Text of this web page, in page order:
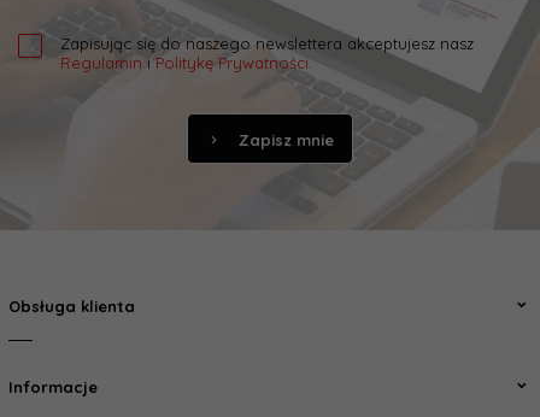
Zapisując się do naszego newslettera akceptujesz nasz
Regulamin i Politykę Prywatności
Zapisz mnie
Obsługa klienta
Informacje